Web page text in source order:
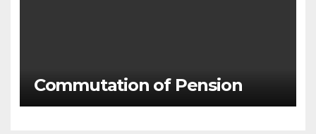
Commutation of Pension